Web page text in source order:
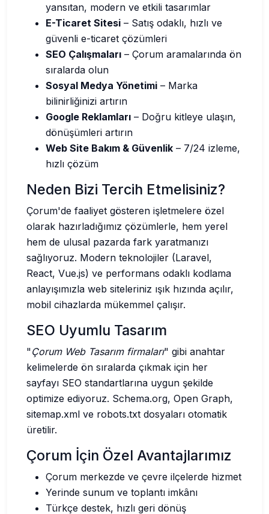
yansıtan, modern ve etkili tasarımlar
E-Ticaret Sitesi – Satış odaklı, hızlı ve
güvenli e-ticaret çözümleri
SEO Çalışmaları – Çorum aramalarında ön
sıralarda olun
Sosyal Medya Yönetimi – Marka
bilinirliğinizi artırın
Google Reklamları – Doğru kitleye ulaşın,
dönüşümleri artırın
Web Site Bakım & Güvenlik – 7/24 izleme,
hızlı çözüm
Neden Bizi Tercih Etmelisiniz?
Çorum'de faaliyet gösteren işletmelere özel
olarak hazırladığımız çözümlerle, hem yerel
hem de ulusal pazarda fark yaratmanızı
sağlıyoruz. Modern teknolojiler (Laravel,
React, Vue.js) ve performans odaklı kodlama
anlayışımızla web siteleriniz ışık hızında açılır,
mobil cihazlarda mükemmel çalışır.
SEO Uyumlu Tasarım
"Çorum Web Tasarım firmaları" gibi anahtar
kelimelerde ön sıralarda çıkmak için her
sayfayı SEO standartlarına uygun şekilde
optimize ediyoruz. Schema.org, Open Graph,
sitemap.xml ve robots.txt dosyaları otomatik
üretilir.
Çorum İçin Özel Avantajlarımız
Çorum merkezde ve çevre ilçelerde hizmet
Yerinde sunum ve toplantı imkânı
Türkçe destek, hızlı geri dönüş